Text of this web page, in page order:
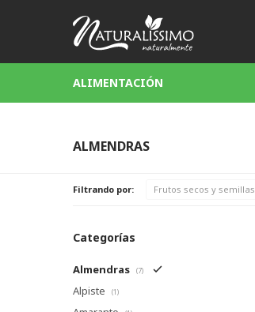
ALIMENTACIÓN
ALMENDRAS
Filtrando por: Frutos secos y semillas
Categorías
Almendras (7)
Alpiste (1)